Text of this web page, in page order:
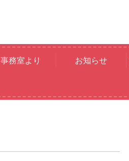
事務室より お知らせ